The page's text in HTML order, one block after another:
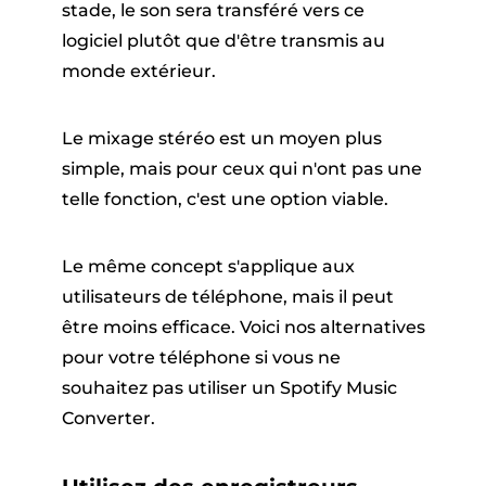
stade, le son sera transféré vers ce
logiciel plutôt que d'être transmis au
monde extérieur.
Le mixage stéréo est un moyen plus
simple, mais pour ceux qui n'ont pas une
telle fonction, c'est une option viable.
Le même concept s'applique aux
utilisateurs de téléphone, mais il peut
être moins efficace. Voici nos alternatives
pour votre téléphone si vous ne
souhaitez pas utiliser un Spotify Music
Converter.